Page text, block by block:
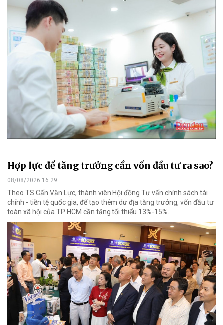
Hợp lực để tăng trưởng cần vốn đầu tư ra sao?
08/08/2026 16:29
Theo TS Cấn Văn Lực, thành viên Hội đồng Tư vấn chính sách tài
chính - tiền tệ quốc gia, để tạo thêm dư địa tăng trưởng, vốn đầu tư
toàn xã hội của TP HCM cần tăng tối thiểu 13%-15%.